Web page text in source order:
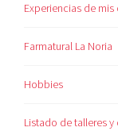
Experiencias de mis
Farmatural La Noria
Hobbies
Listado de talleres